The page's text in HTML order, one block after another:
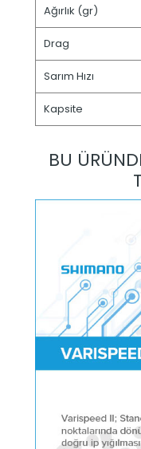
Ağırlık (gr)
Drag
Sarım Hızı
Kapsite
BU